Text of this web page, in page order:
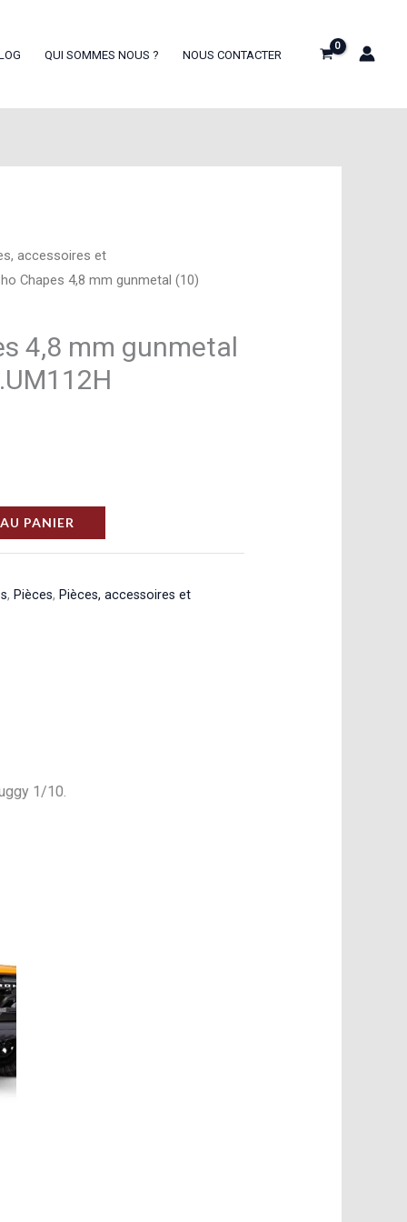
QUI SOMMES NOUS ? NOUS CONTACTER
accessoires et
Chapes 4,8 mm gunmetal (10)
4,8 mm gunmetal
PANIER
, Pièces, Pièces, accessoires et
1/10.